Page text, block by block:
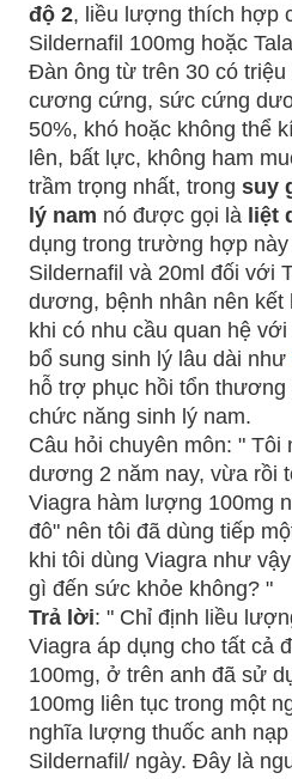
độ 2, liều lượng thích hợp
Sildernafil 100mg hoặc
Đàn ông từ trên 30 có
cương cứng, sức cứng
50%, khó hoặc không thể
lên, bất lực, không ham
trầm trọng nhất, trong suy
lý nam nó được gọi là liệt
dụng trong trường hợp
Sildernafil và 20ml đối với
dương, bệnh nhân nên kết
khi có nhu cầu quan hệ
bổ sung sinh lý lâu dài như
hỗ trợ phục hồi tổn
chức năng sinh lý nam.
Câu hỏi chuyên môn: " Tôi
dương 2 năm nay, vừa rồi
Viagra hàm lượng 100mg
đô" nên tôi đã dùng tiếp
khi tôi dùng Viagra như
gì đến sức khỏe không? "
Trả lời: " Chỉ định liều
Viagra áp dụng cho tất cả
100mg, ở trên anh đã sử
100mg liên tục trong một
nghĩa lượng thuốc anh
Sildernafil/ ngày. Đây là